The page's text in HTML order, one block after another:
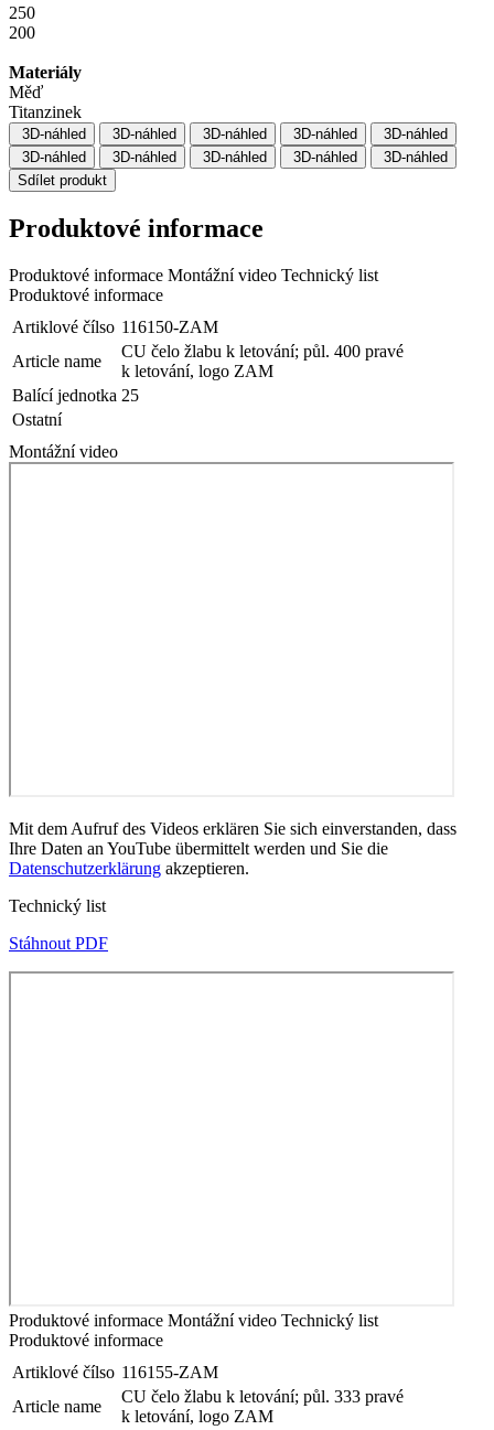
250
200
Materiály
Měď
Titanzinek
3D-náhled 3D-náhled 3D-náhled 3D-náhled
3D-náhled
3D-náhled
3D-náhled 3D-náhled 3D-náhled
3D-náhled
Sdílet produkt
Produktové informace
Produktové informace Montážní video Technický list
Produktové informace
Artiklové čílso 116150-ZAM
Article name
CU čelo žlabu k letování; půl. 400 pravé
k letování, logo ZAM
Balící jednotka 25
Ostatní
Montážní video
Mit dem Aufruf des Videos erklären Sie sich einverstanden, dass
Ihre Daten an YouTube übermittelt werden und Sie die
Datenschutzerklärung akzeptieren.
Technický list
Stáhnout PDF
Produktové informace Montážní video Technický list
Produktové informace
Artiklové čílso 116155-ZAM
Article name
CU čelo žlabu k letování; půl. 333 pravé
k letování, logo ZAM